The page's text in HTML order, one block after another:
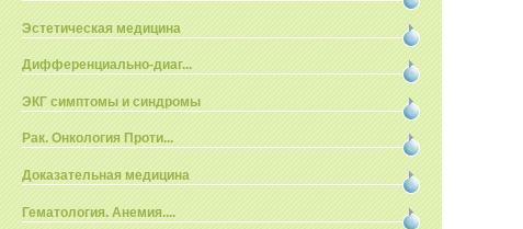
Эстетическая медицина
Дифференциально-диаг...
ЭКГ симптомы и синдромы
Рак. Онкология Проти...
Доказательная медицина
Гематология. Анемия....